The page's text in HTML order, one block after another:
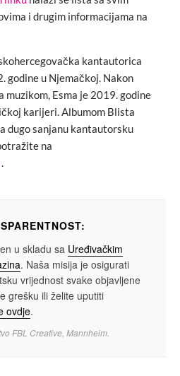
i drugim informacijama na
kantautorica
godine u Njemačkoj. Nakon
Esma je 2019. godine
karijeri. Albumom Blista
dugo sanjanu kantautorsku
na
.
u skladu sa Uređivačkim
. Naša misija je osigurati
vrijednost svake objavljene
grešku ili želite uputiti
ovdje.
FBL Creative, Mannheim.